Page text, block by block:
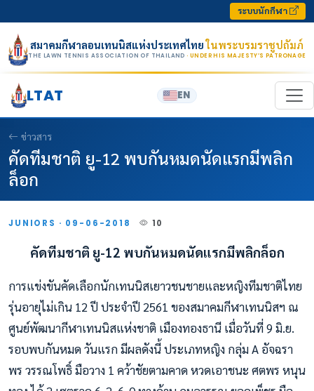
ระบบนักกีฬา
สมาคมกีฬาลอนเทนนิสแห่งประเทศไทยในพระบรมราชูปถัมภ์
THE LAWN TENNIS ASSOCIATION OF THAILAND · UNDER HIS MAJESTY’S PATRONAGE
LTAT EN
ข่าวสาร
คัดทีมชาติ ยู-12 พบกันหมดนัดแรกมีพลิก
ล็อก
JUNIORS · 09-06-2018 10
คัดทีมชาติ ยู-12 พบกันหมดนัดแรกมีพลิกล็อก
การแข่งขันคัดเลือกนักเทนนิสเยาวชนชายและหญิงทีมชาติไทย
รุ่นอายุไม่เกิน 12 ปี ประจำปี 2561 ของสมาคมกีฬาเทนนิสฯ ณ
ศูนย์พัฒนากีฬาเทนนิสแห่งชาติ เมืองทองธานี เมื่อวันที่ 9 มิ.ย.
รอบพบกันหมด วันแรก มีผลดังนี้ ประเภทหญิง กลุ่ม A อัจฉรา
พร วรรณโพธิ์ มือวาง 1 คว้าชัยตามคาด หวดเอาชนะ ศตพร หนุน